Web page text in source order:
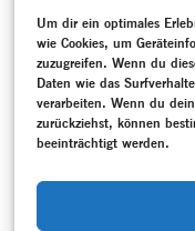
Um dir ein optimales
wie Cookies, um
zuzugreifen. Wenn du
Daten wie das
verarbeiten. Wenn du
zurückziehst, können
beeinträchtigt werden.
Aufzeichnung–
Epochenübergreifend–
Gespräch / Interview
McManus, Thomas